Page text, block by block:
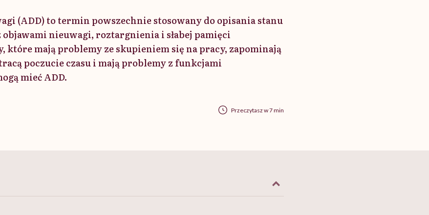
(ADD) to termin powszechnie stosowany do opisania stanu
nieuwagi, roztargnienia i słabej pamięci
które mają problemy ze skupieniem się na pracy, zapominają
poczucie czasu i mają problemy z funkcjami
mieć ADD.
Przeczytasz w 7 min